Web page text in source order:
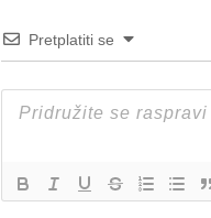
Pretplatiti se